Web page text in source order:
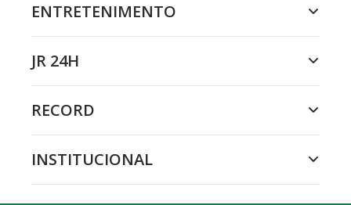
ENTRETENIMENTO
JR 24H
RECORD
INSTITUCIONAL